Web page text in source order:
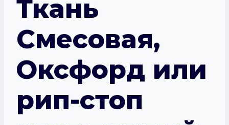
Ткань
Смесовая,
Оксфорд или
рип-стоп